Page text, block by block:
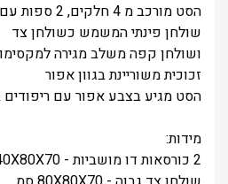
הסט מורכב מ 4 חלקים, 2 ספות עם כרית מושב וכרית גב
שולחן פינתי המשמש כשולחן צד
ושולחן קפה משלב מגירה
זכוכית משוריינת בגוון אפור
הסט מגיע בצבע אפור עם
מידות:
2 כורסאות דו מושביות - 140X80X70 ס"מ